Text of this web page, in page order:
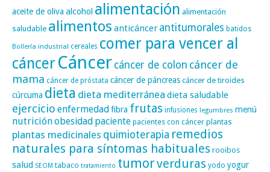
aceite de oliva alcohol alimentación alimentación
saludable alimentos anticáncer antitumorales batidos
Bollería industrial cereales comer para vencer al
cáncerCáncer cáncer de colon cáncer de
mama cáncer de próstata cáncer de páncreascáncer de tiroides
cúrcuma dieta dieta mediterránea dieta saludable
ejercicio enfermedadfibra frutas infusiones legumbres menú
nutriciónobesidad paciente pacientes con cáncer plantas
plantas medicinales quimioterapia remedios
naturales para síntomas habituales rooibos
salud SEOM tabaco tratamiento tumorverduras yodo yogur